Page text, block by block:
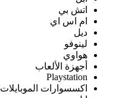
اتش بي
ام اس اي
ديل
لينوفو
هواوي
أجهزة الألعاب
Playstation
اكسسوارات الموبايلات